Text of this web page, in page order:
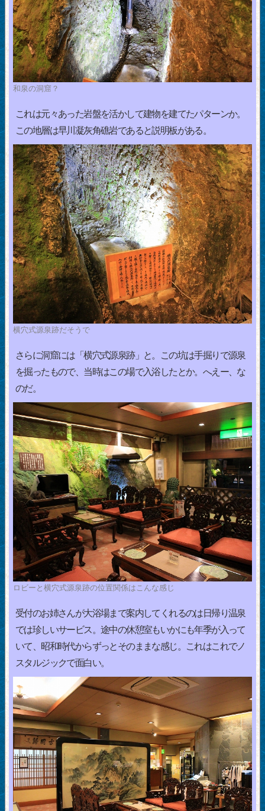
和泉の洞窟？
これは元々あった岩盤を活かして建物を建てたパターンか。
この地層は早川凝灰角礁岩であると説明板がある。
横穴式源泉跡だそうで
さらに洞窟には「横穴式源泉跡」と。この坑は手掘りで源泉
を掘ったもので、当時はこの場で入浴したとか。へえー、な
のだ。
ロビーと横穴式源泉跡の位置関係はこんな感じ
受付のお姉さんが大浴場まで案内してくれるのは日帰り温泉
では珍しいサービス。途中の休憩室もいかにも年季が入って
いて、昭和時代からずっとそのままな感じ。これはこれでノ
スタルジックで面白い。